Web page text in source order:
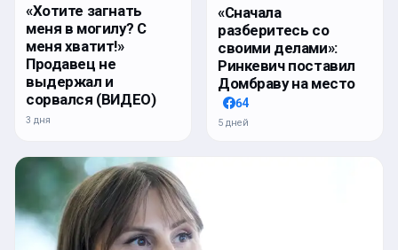
«Хотите загнать
меня в могилу? С
меня хватит!»
Продавец не
выдержал и
сорвался (ВИДЕО)
3 дня
«Сначала
разберитесь со
своими делами»:
Ринкевич поставил
Домбраву на место
64
5 дней